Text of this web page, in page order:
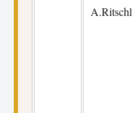
A.Ritschl